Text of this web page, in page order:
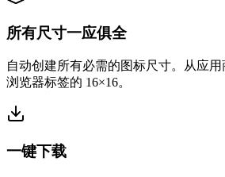
所有尺寸一应俱全
自动创建所有必需的图标尺寸。从应用
浏览器标签的 16×16。
一键下载